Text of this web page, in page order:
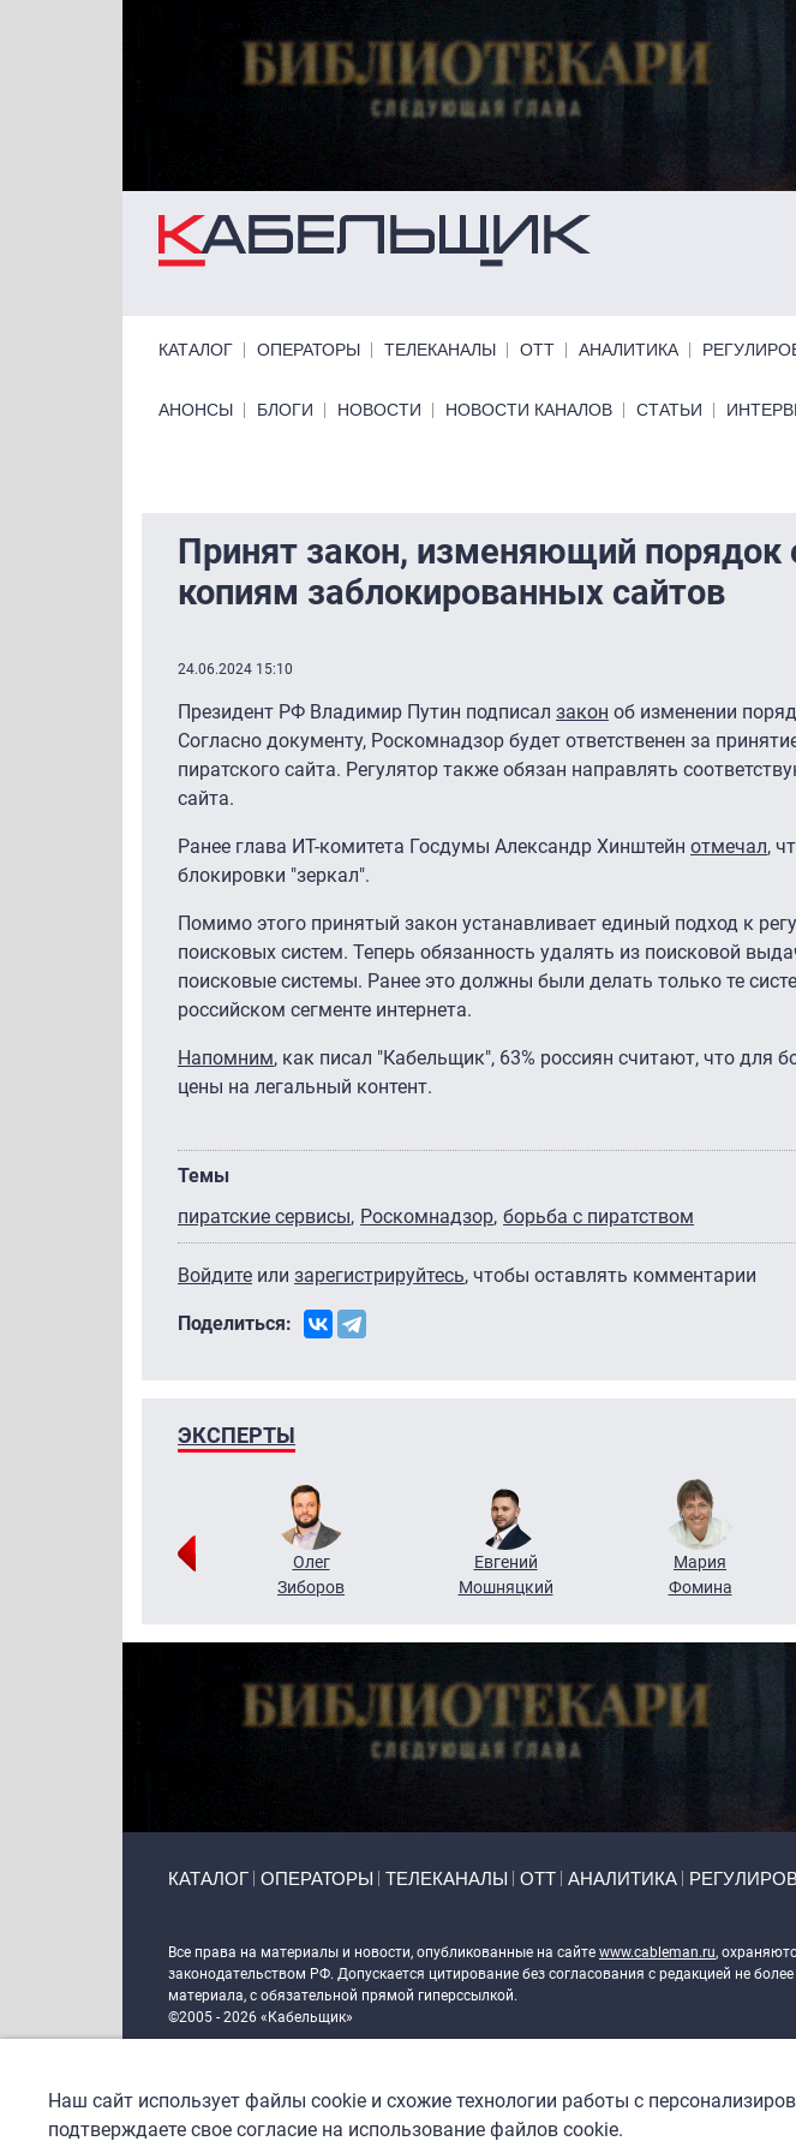
КАТАЛОГ ОПЕРАТОРЫ ТЕЛЕКАНАЛЫ ОТТ АНАЛИТИКА
Primary links bottom
АНОНСЫ БЛОГИ НОВОСТИ НОВОСТИ КАНАЛОВ СТАТЬИ
Принят закон, изменяющий порядок
копиям заблокированных сайтов
24.06.2024 15:10
Президент РФ Владимир Путин подписал закон об изменении
Согласно документу, Роскомнадзор будет ответственен за
пиратского сайта. Регулятор также обязан направлять
сайта.
Ранее глава ИТ-комитета Госдумы Александр Хинштейн отмечал,
блокировки "зеркал".
Помимо этого принятый закон устанавливает единый подход к
поисковых систем. Теперь обязанность удалять из поисковой
поисковые системы. Ранее это должны были делать только те
российском сегменте интернета.
Напомним, как писал "Кабельщик", 63% россиян считают, что для
цены на легальный контент.
Темы
пиратские сервисы Роскомнадзор борьба с пиратством
Войдите или зарегистрируйтесь, чтобы оставлять комментарии
Поделиться:
ЭКСПЕРТЫ
Олег
Зиборов
Евгений
Мошняцкий
Мария
Фомина
КАТАЛОГ ОПЕРАТОРЫ ТЕЛЕКАНАЛЫ ОТТ АНАЛИТИКА
Все права на материалы и новости, опубликованные на сайте www.cableman.ru,
законодательством РФ. Допускается цитирование без согласования с редакцией не
материала, с обязательной прямой гиперссылкой.
©2005 - 2026 «Кабельщик»
DrupalCoder — поддержка сайта c 2017 года
Наш сайт использует файлы cookie и схожие технологии работы с
подтверждаете свое согласие на использование файлов cookie.